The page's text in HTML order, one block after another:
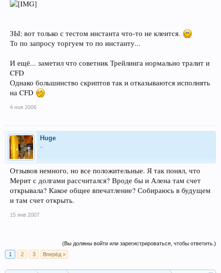
ЗЫ: вот только с тестом инстанта что-то не клеится.
То по запросу торгуем то по инстанту...
И ещё... заметил что советник Трейлинга нормально тралит и
CFD
Однако большинство скриптов так и отказываются исполнять
на CFD
4 ноя 2006
Huge
Отзывов немного, но все положительные. Я так понял, что
Мерит с долгами рассчитался? Вроде бы и Алена там счет
открывала? Какое общее впечатление? Собираюсь в будущем
и там счет открыть.
15 янв 2007
(Вы должны войти или зарегистрироваться, чтобы ответить.)
1
2 3 Вперёд >